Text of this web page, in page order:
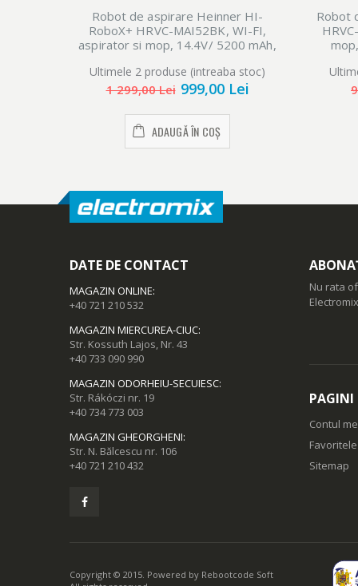
Robot de aspirare Heinner HI-
RoboX+ HRVC-MAI52BK, WI-FI,
aspirator si mop, 14.4V/ 5200 mAh,
navigatie LDS, AI Technology,
autonomie: 200 min, recipient praf:230
Ultimele 2 produse (intreaba stoc)
1 299,00 Lei 999,00 Lei
ADAUGĂ ÎN COȘ
Robot
DATE DE CONTACT
MAGAZIN ONLINE:
+40 721 210 532
MAGAZIN MIERCUREA-CIUC:
Str. Kossuth Lajos, Nr. 43
+40 733 090 990
MAGAZIN ODORHEIU-SECUIESC:
Str. Rákóczi nr. 19
+40 734 773 003
MAGAZIN GHEORGHENI:
Str. N. Bălcescu nr. 106
+40 721 210 432
Nu rata
PAGINI
Contul
Sitemap
Copyright © 2015. Powered by Rebootcode Soft